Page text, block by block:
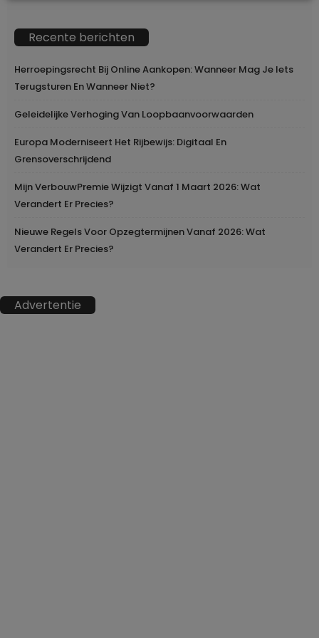
Recente berichten
Herroepingsrecht Bij Online Aankopen: Wanneer Mag Je Iets
Terugsturen En Wanneer Niet?
Geleidelijke Verhoging Van Loopbaanvoorwaarden
Europa Moderniseert Het Rijbewijs: Digitaal En
Grensoverschrijdend
Mijn VerbouwPremie Wijzigt Vanaf 1 Maart 2026: Wat
Verandert Er Precies?
Nieuwe Regels Voor Opzegtermijnen Vanaf 2026: Wat
Verandert Er Precies?
Advertentie